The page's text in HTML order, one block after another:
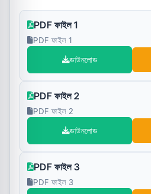
PDF ফাইল 1
PDF ফাইল 1
ডাউনলোড
PDF ফাইল 2
PDF ফাইল 2
ডাউনলোড
PDF ফাইল 3
PDF ফাইল 3